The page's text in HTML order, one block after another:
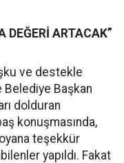
DEĞERİ ARTACAK”
ve destekle
Belediye Başkan
dolduran
konuşmasında,
teşekkür
yapıldı. Fakat